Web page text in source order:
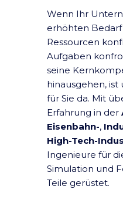
Wenn Ihr
erhöhten
Ressourcen
Aufgaben
seine
hinausgehen,
für Sie da. Mit
Erfahrung in der
Eisenbahn-,
High-Tech-
Ingenieure für
Simulation und
Teile gerüstet.